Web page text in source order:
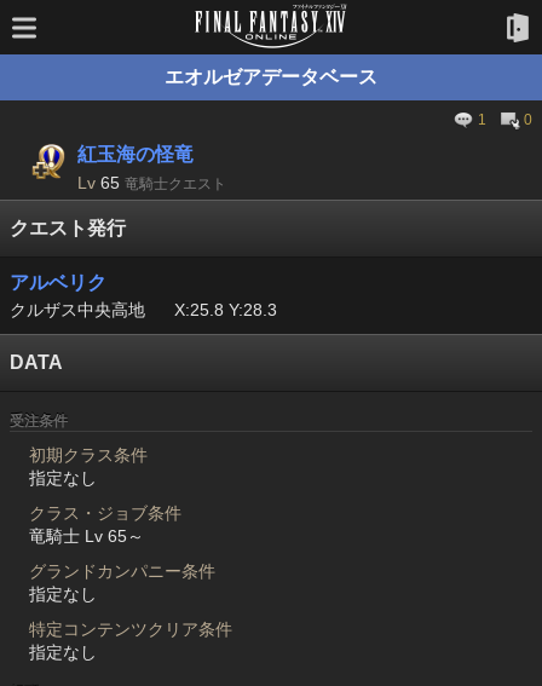
エオルゼアデータベース
1 0
紅玉海の怪竜
Lv 65 竜騎士クエスト
クエスト発行
アルベリク
クルザス中央高地 X:25.8 Y:28.3
DATA
受注条件
初期クラス条件
指定なし
クラス・ジョブ条件
竜騎士 Lv 65～
グランドカンパニー条件
指定なし
特定コンテンツクリア条件
指定なし